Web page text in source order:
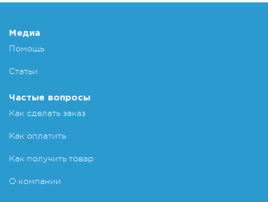
Медиа
Помощь
Статьи
Частые вопросы
Как сделать заказ
Как оплатить
Как получить товар
О компании